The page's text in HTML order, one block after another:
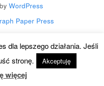
WordPress
Paper Press
dla lepszego działania. Jeśli
stronę.
Akceptuję
więcej